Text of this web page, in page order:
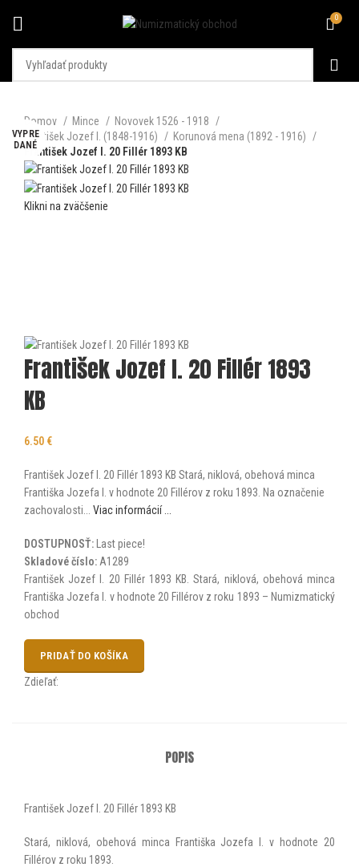
0
Domov Mince
Novovek 1526 - 1918
František Jozef I. (1848-1916)
Korunová mena (1892 - 1916)
František Jozef I. 20 Fillér 1893 KB
Klikni na zväčšenie
František Jozef I. 20 Fillér 1893
KB
6.50 €
František Jozef I. 20 Fillér 1893 KB Stará, niklová, obehová minca
Františka Jozefa I. v hodnote 20 Fillérov z roku 1893. Na označenie
zachovalosti... Viac informácií ...
DOSTUPNOSŤ:
Last piece!
Skladové číslo: A1289
František Jozef I. 20 Fillér 1893 KB. Stará, niklová, obehová minca
Františka Jozefa I. v hodnote 20 Fillérov z roku 1893 – Numizmatický
obchod
PRIDAŤ DO KOŠÍKA
Zdieľať:
POPIS
František Jozef I. 20 Fillér 1893 KB
Stará, niklová, obehová minca Františka Jozefa I. v hodnote 20
Fillérov z roku 1893.
VYPRE
DANÉ
VYPRE
DANÉ